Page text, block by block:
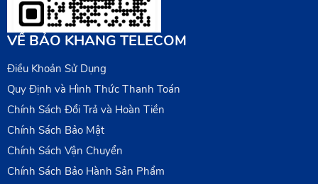
VỀ BẢO KHANG TELECOM
Điều Khoản Sử Dụng
Quy Định và Hình Thức Thanh Toán
Chính Sách Đổi Trả và Hoàn Tiền
Chính Sách Bảo Mật
Chính Sách Vận Chuyển
Chính Sách Bảo Hành Sản Phẩm